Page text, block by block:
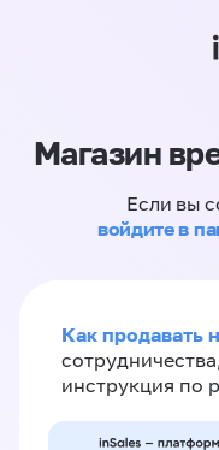
Магазин
Если вы
войдите в
Как продавать
инструкция по